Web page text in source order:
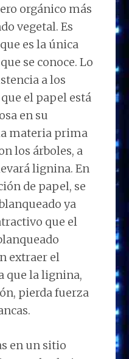
orgánico más
vegetal. Es
es la única
se conoce. Lo
a los
que el papel está
en su
materia prima
los árboles, a
lignina. En
de papel, se
ya
que el
extraer el
que la lignina,
pierda fuerza
en un sitio